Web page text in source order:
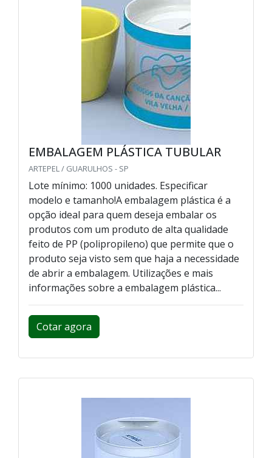
EMBALAGEM PLÁSTICA TUBULAR
ARTEPEL / GUARULHOS - SP
Lote mínimo: 1000 unidades. Especificar
modelo e tamanho!A embalagem plástica é a
opção ideal para quem deseja embalar os
produtos com um produto de alta qualidade
feito de PP (polipropileno) que permite que o
produto seja visto sem que haja a necessidade
de abrir a embalagem. Utilizações e mais
informações sobre a embalagem plástica...
Cotar agora